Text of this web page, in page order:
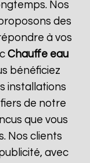
Nos
des
à vos
Chauffe eau
bénéficiez
installations
de notre
que vous
Nos clients
avec